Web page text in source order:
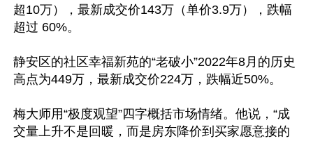
超10万），最新成交价143万（单价3.9万），跌幅
超过 60%。
静安区的社区幸福新苑的“老破小”2022年8月的历史
高点为449万，最新成交价224万，跌幅近50%。
梅大师用“极度观望”四字概括市场情绪。他说，“成
交量上升不是回暖，而是房东降价到买家愿意接的